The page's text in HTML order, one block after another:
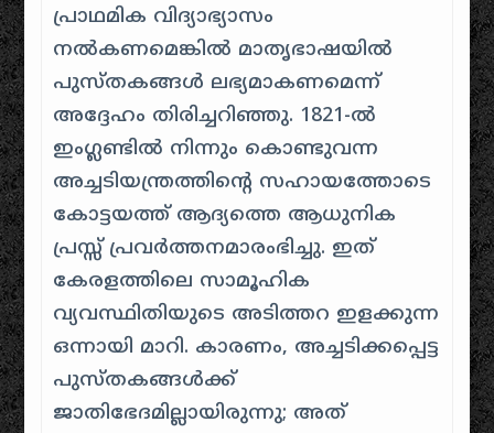
പ്രാഥമിക വിദ്യാഭ്യാസം
നൽകണമെങ്കിൽ മാതൃഭാഷയിൽ
പുസ്തകങ്ങൾ ലഭ്യമാകണമെന്ന്
അദ്ദേഹം തിരിച്ചറിഞ്ഞു. 1821-ൽ
ഇംഗ്ലണ്ടിൽ നിന്നും കൊണ്ടുവന്ന
അച്ചടിയന്ത്രത്തിന്റെ സഹായത്തോടെ
കോട്ടയത്ത് ആദ്യത്തെ ആധുനിക
പ്രസ്സ് പ്രവർത്തനമാരംഭിച്ചു. ഇത്
കേരളത്തിലെ സാമൂഹിക
വ്യവസ്ഥിതിയുടെ അടിത്തറ ഇളക്കുന്ന
ഒന്നായി മാറി. കാരണം, അച്ചടിക്കപ്പെട്ട
പുസ്തകങ്ങൾക്ക്
ജാതിഭേദമില്ലായിരുന്നു; അത്